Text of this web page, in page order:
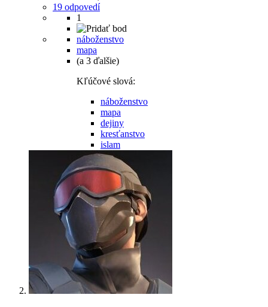
19 odpovedí
1
náboženstvo
mapa
(a 3 ďalšie)
Kľúčové slová:
náboženstvo
mapa
dejiny
kresťanstvo
islam